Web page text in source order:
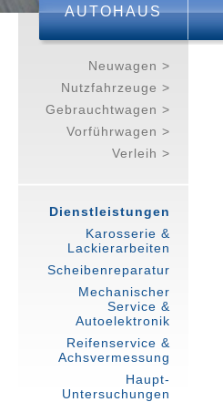
Neuwagen >
Nutzfahrzeuge >
Gebrauchtwagen >
Vorführwagen >
Verleih >
Dienstleistungen
Karosserie &
Lackierarbeiten
Scheibenreparatur
Mechanischer
Service &
Autoelektronik
Reifenservice &
Achsvermessung
Haupt-
Untersuchungen
AUTOHAUS